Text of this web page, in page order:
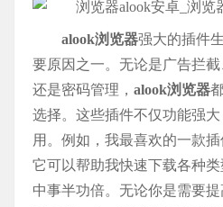
alook浏览器强大的插件
要原因之一。无论是广告拦
还是密码管理， alook浏览器
选择。这些插件不仅功能强
用。例如，我最喜欢的一款插
它可以帮助我快速下载各种
中事半功倍。无论你是需要